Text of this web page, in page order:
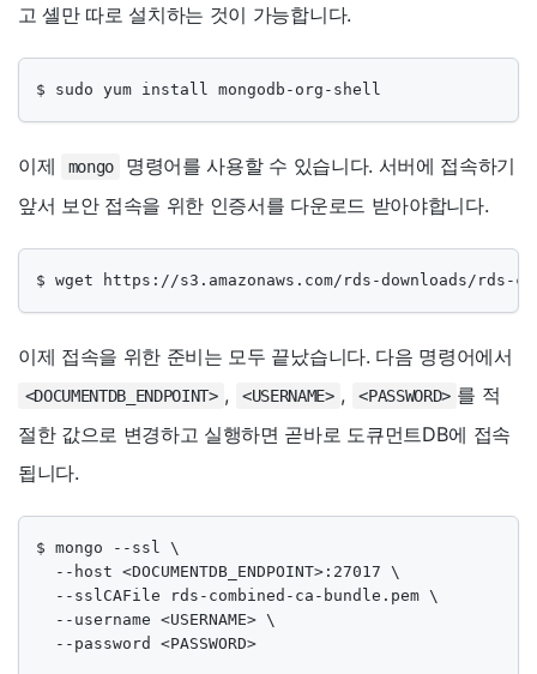
고 셸만 따로 설치하는 것이 가능합니다.
$ sudo yum install mongodb-org-shell
이제 mongo
명령어를 사용할 수 있습니다. 서버에 접속하기
앞서 보안 접속을 위한 인증서를 다운로드 받아야합니다.
$ wget https://s3.amazonaws.com/rds-downloads/rds-
이제 접속을 위한 준비는 모두 끝났습니다. 다음 명령어에서
<DOCUMENTDB_ENDPOINT> , <USERNAME> , <PASSWORD> 를 적
절한 값으로 변경하고 실행하면 곧바로 도큐먼트DB에 접속
됩니다.
$ mongo --ssl \
  --host <DOCUMENTDB_ENDPOINT>:27017 \
  --sslCAFile rds-combined-ca-bundle.pem \
  --username <USERNAME> \
  --password <PASSWORD>